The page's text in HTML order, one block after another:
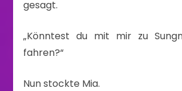
gesagt.
„Könntest du mit mir zu
fahren?“
Nun stockte Mia.